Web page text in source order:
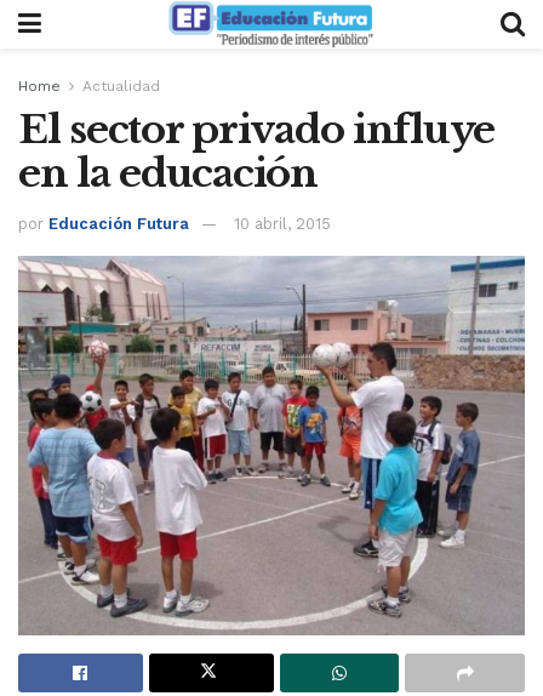
Home Actualidad
El sector privado influye
en la educación
por Educación Futura 10 abril, 2015